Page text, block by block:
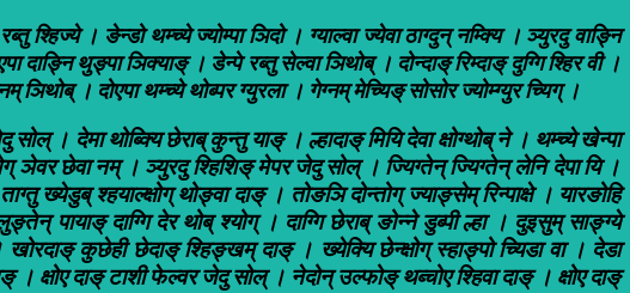
। ङेन्डो थम्च्ये ज्योम्पा ञिदो । ग्याल्वा ज्येवा ठाग्दुन् नम्क्यि । ञ्युरदु वाङ्नि
दाङ्नि थुङ्पा ञिक्याङ् । डेन्पे रब्तु सेल्वा ञिथोब् । दोन्दाङ् रिम्दाङ् दुग्गि श्हिर वी ।
ञिथोब् । दोएपा थम्च्ये थोब्पर ग्युरला । गेग्नम् मेच्यिङ् सोसोर ज्योम्ग्युर च्यिग् ।
। देमा थोब्क्यि छेराब् कुन्तु याङ् । ल्हादाङ् मियि देवा क्षोग्थोब् ने । थम्च्ये खेन्पा
ञेवर छेवा नम् । ञ्युरदु श्हिशिङ् मेपर जेदु सोल् । ज्यिग्तेन् ज्यिग्तेन् लेनि देपा यि ।
ख्येडुब् श्हयाल्क्षोग् थोङ्वा दाङ् । तोङञि दोन्तोग् ज्याङ्सेम् रिन्पाक्षे । यारङोहि
पायाङ् दाग्गि देर थोब् श्योग् । दाग्गि छेराब् ङोन्ने डुब्पी ल्हा । दुइसुम् साङ्ग्ये
खोरदाङ् कुछेही छेदाङ् श्हिङ्खम् दाङ् । ख्येक्यि छेन्क्षोग् स्हाङ्पो च्यिडा वा । देडा
। क्षोए दाङ् टाशी फेल्वर जेदु सोल् । नेदोन् उल्फोङ् थब्चोए श्हिवा दाङ् । क्षोए दाङ्